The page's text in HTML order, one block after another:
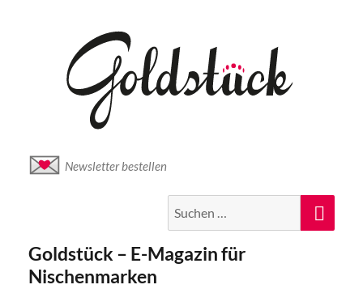
Newsletter bestellen
nach:
Goldstück – E-Magazin für
Nischenmarken